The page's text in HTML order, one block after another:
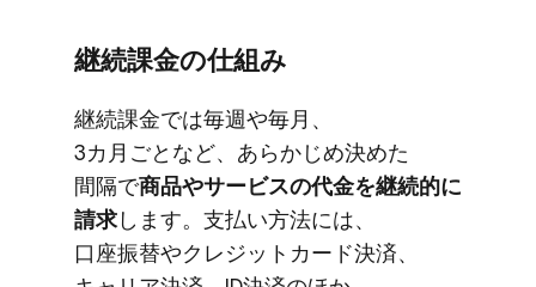
継続課金の​仕組み
継続課金では​毎週や​毎月、​
3カ月ごとなど、​あらかじめ決めた​
間隔で​商品や​サービスの​代金を​継続的に​
請求します。​支払い方​法には、​
口座振替や​クレジットカード決済、​